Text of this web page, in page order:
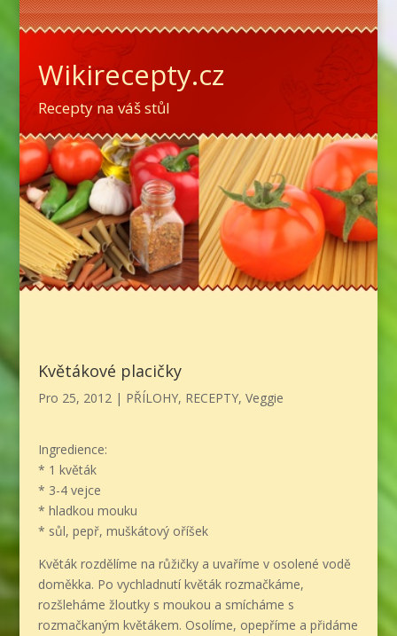
Wikirecepty.cz
Recepty na váš stůl
Květákové placičky
Pro 25, 2012| PŘÍLOHY, RECEPTY, Veggie
Ingredience:
* 1 květák
* 3-4 vejce
* hladkou mouku
* sůl, pepř, muškátový oříšek
Květák rozdělíme na růžičky a uvaříme v osolené vodě
doměkka. Po vychladnutí květák rozmačkáme,
rozšleháme žloutky s moukou a smícháme s
rozmačkaným květákem. Osolíme, opepříme a přidáme